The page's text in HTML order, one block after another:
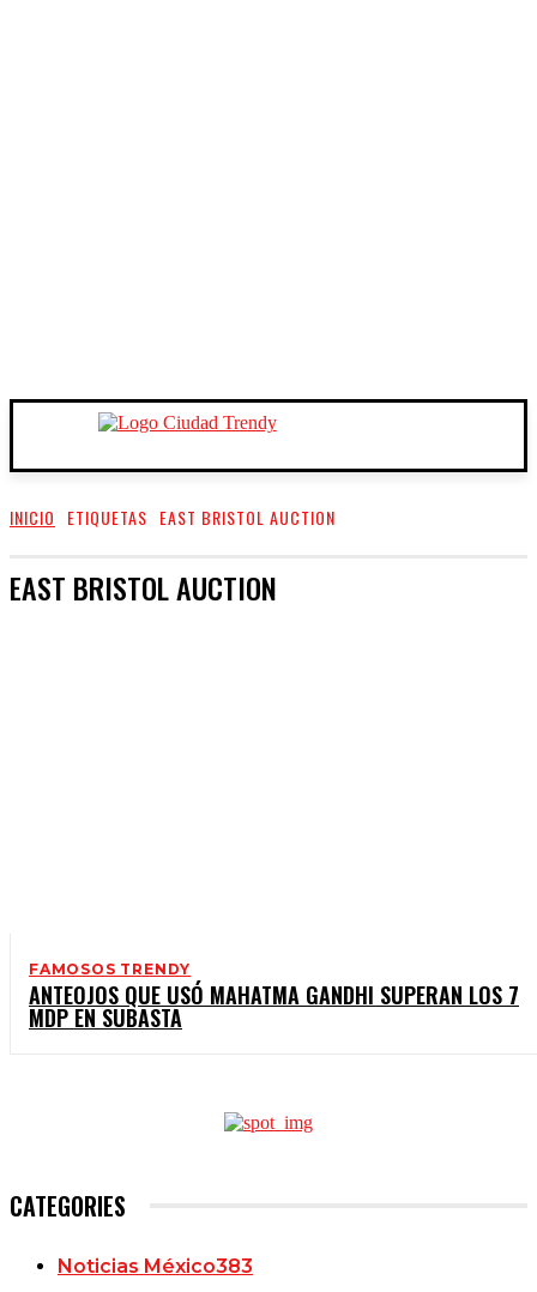
INICIO ETIQUETAS EAST BRISTOL AUCTION
EAST BRISTOL AUCTION
FAMOSOS TRENDY
ANTEOJOS QUE USÓ MAHATMA GANDHI SUPERAN LOS 7
MDP EN SUBASTA
CATEGORIES
Noticias México383